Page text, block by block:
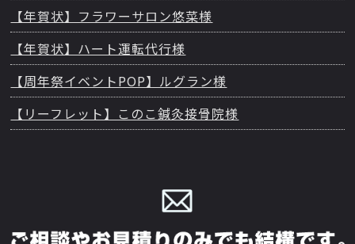
【年賀状】フラワーサロン悠菜様
【年賀状】ハート運転代行様
【周年祭イベントPOP】ルグラン様
【リーフレット】このこ鍼灸接骨院様